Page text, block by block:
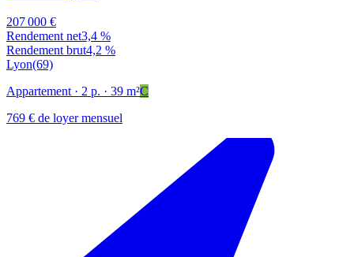
207 000 €
Rendement net3,4 %
Rendement brut4,2 %
Lyon(69)
Appartement · 2 p. · 39 m²C
769 € de loyer mensuel